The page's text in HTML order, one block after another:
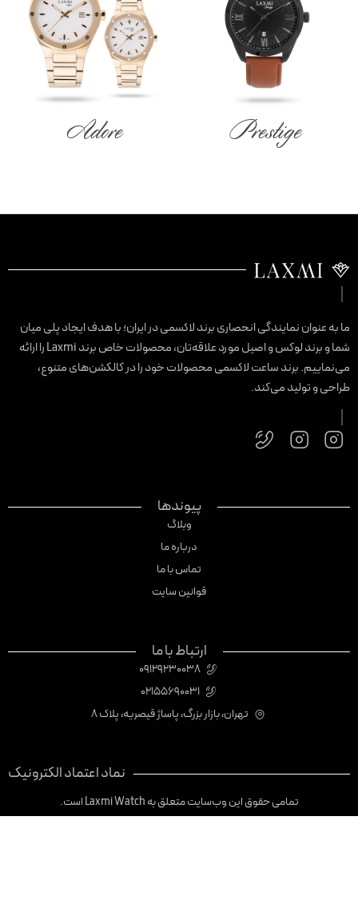
Prestige
Adore
به عنوان نمایندگی انحصاری برند لاکسمی در ایران؛ با هدف ایجاد پلی میان
شما و برند لوکس و اصیل مورد علاقه‌تان، محصولات خاص برند Laxmi را ارائه
برند ساعت لاکسمی محصولات خود را در کالکشن‌های متنوع،
و تولید می‌کند.
پیوندها
وبلاگ
درباره ما
تماس با ما
قوانین سایت
ارتباط با ما
09129230038
02155690031
تهران، بازار بزرگ، پاساژ قیصریه، پلاک 8
نماد اعتماد الکترونیک
تمامی حقوق این وب‌سایت متعلق به Laxmi Watch است.